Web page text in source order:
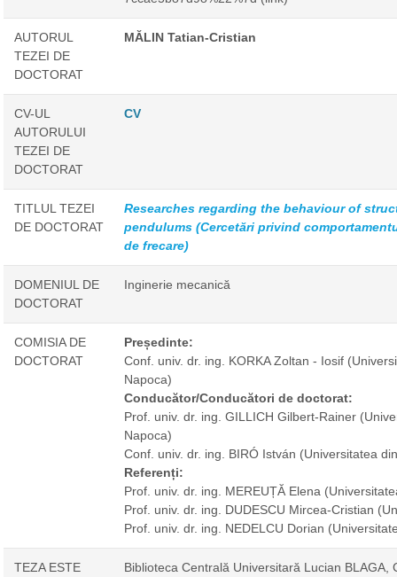
AUTORUL
TEZEI DE
DOCTORAT
MĂLIN Tatian-Cristian
CV-UL
AUTORULUI
TEZEI DE
DOCTORAT
CV
TITLUL TEZEI
DE DOCTORAT
Researches regarding the behaviour of
pendulums (Cercetări privind
de frecare)
DOMENIUL DE
DOCTORAT
Inginerie mecanică
COMISIA DE
DOCTORAT
Președinte:
Conf. univ. dr. ing. KORKA Zoltan - Iosif
Napoca)
Conducător/Conducători de doctorat:
Prof. univ. dr. ing. GILLICH Gilbert-Rainer
Napoca)
Conf. univ. dr. ing. BIRÓ István (Universitatea
Referenți:
Prof. univ. dr. ing. MEREUȚĂ Elena
Prof. univ. dr. ing. DUDESCU Mircea-Cristian
Prof. univ. dr. ing. NEDELCU Dorian
TEZA ESTE
Biblioteca Centrală Universitară Lucian BLAGA,